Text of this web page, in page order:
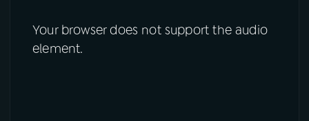
Your browser does not support the audio
element.